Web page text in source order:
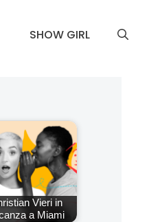
SHOW GIRL
Vieri in
a Miami